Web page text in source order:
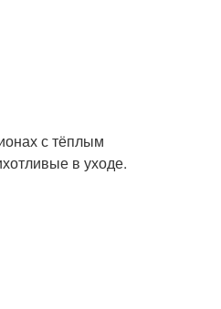
с тёплым
в уходе.